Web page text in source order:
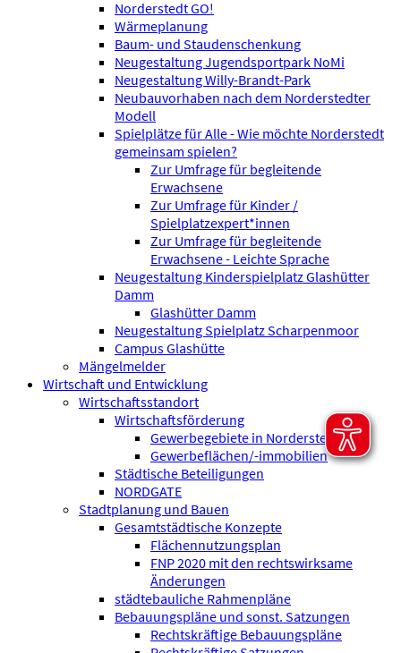
Norderstedt GO!
Wärmeplanung
Baum- und Staudenschenkung
Neugestaltung Jugendsportpark NoMi
Neugestaltung Willy-Brandt-Park
Neubauvorhaben nach dem Norderstedter
Modell
Spielplätze für Alle - Wie möchte Norderstedt
gemeinsam spielen?
Zur Umfrage für begleitende
Erwachsene
Zur Umfrage für Kinder /
Spielplatzexpert*innen
Zur Umfrage für begleitende
Erwachsene - Leichte Sprache
Neugestaltung Kinderspielplatz Glashütter
Damm
Glashütter Damm
Neugestaltung Spielplatz Scharpenmoor
Campus Glashütte
Mängelmelder
Wirtschaft und Entwicklung
Wirtschaftsstandort
Wirtschaftsförderung
Gewerbegebiete in Norderstedt
Gewerbeflächen/-immobilien
Städtische Beteiligungen
NORDGATE
Stadtplanung und Bauen
Gesamtstädtische Konzepte
Flächennutzungsplan
FNP 2020 mit den rechtswirksame
Änderungen
städtebauliche Rahmenpläne
Bebauungspläne und sonst. Satzungen
Rechtskräftige Bebauungspläne